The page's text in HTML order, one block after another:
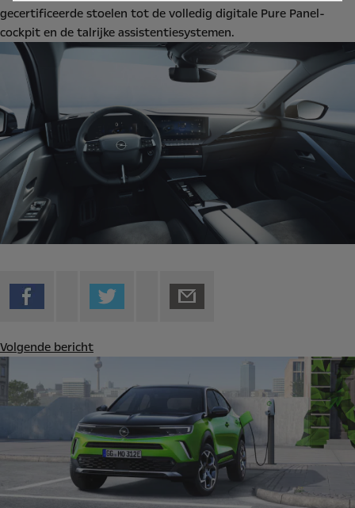
gecertificeerde stoelen tot de volledig digitale Pure Panel-
cockpit en de talrijke assistentiesystemen.
Volgende bericht